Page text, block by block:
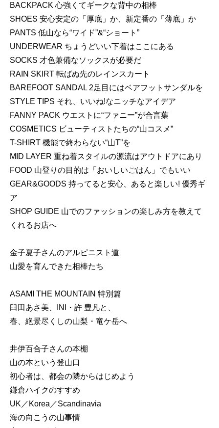
BACKPACK 心強くてギークな背中の相棒
SHOES 安心安定の「厚底」か、新定番の「薄底」か
PANTS 低山なら“ワイド”&“ショート”
UNDERWEAR ちょうどいい下着はここにある
SOCKS 才色兼備なソックスが必要だ
RAIN SKIRT 転ばぬ先のレインスカート
BAREFOOT SANDAL 2足目にはベアフットサンダルを
STYLE TIPS それ、いいね!なニッチなアイデア
FANNY PACK ウエストに“ファニー”が合言葉
COSMETICS ビューティストたちの“山コスメ”
T-SHIRT 機能で終わらない“山T”を
MID LAYER 重ね着スタイルの源流はアウトドアにあり
FOOD 山登りの目的は「おいしいごはん」でもいい
GEAR&GOODS 持ってると安心、あると楽しい! 優秀ギ
ア
SHOP GUIDE 山でのファッションの楽しみ方を教えて
くれるお店へ
金子夏子さんのアルピニスト道
山愛を育んできた相棒たち
ASAMI THE MOUNTAIN 特別篇
臼田あさ美、INI・許 豊凡と、
春、絶景尽くしの山梨・竜ケ岳へ
井伊百合子さんの本棚
山の本という登山口
初心者は、都会の隣からはじめよう
鎌倉ハイクのすすめ
UK／Korea／Scandinavia
海の向こうの山事情